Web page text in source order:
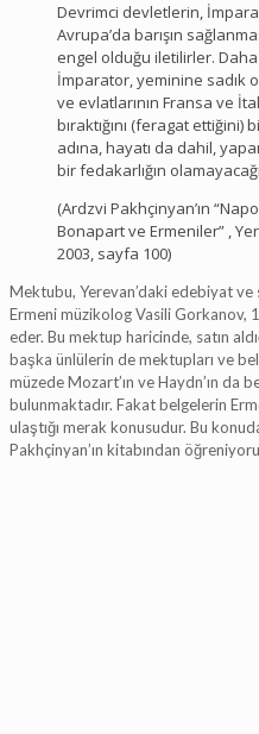
Devrimci devletlerin,
Avrupa’da barışın
engel olduğu iletilirler.
İmparator, yeminine sadık
ve evlatlarının Fransa ve
bıraktığını (feragat ettiğini)
adına, hayatı da dahil,
bir fedakarlığın
(Ardzvi Pakhçinyan’ın
Bonapart ve Ermeniler” ,
2003, sayfa 100)
Mektubu, Yerevan’daki edebiyat ve
Ermeni müzikolog Vasili Gorkanov,
eder. Bu mektup haricinde, satın
başka ünlülerin de mektupları ve
müzede Mozart’ın ve Haydn’ın da
bulunmaktadır. Fakat belgelerin
ulaştığı merak konusudur. Bu
Pakhçinyan’ın kitabından